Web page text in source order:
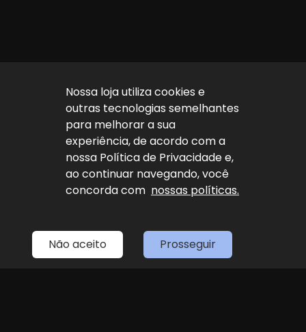
Nossa loja utiliza cookies e
outras tecnologias semelhantes
para melhorar a sua
experiência, de acordo com a
nossa Política de Privacidade e,
ao continuar navegando, você
concorda com nossas políticas.
Não aceito Prosseguir